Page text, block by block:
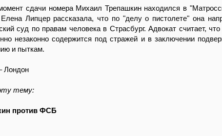
сдачи номера Михаил Трепашкин находился в
Елена Липцер рассказала, что по "делу о пистолете" она
суд по правам человека в Страсбург. Адвокат считает,
незаконно содержится под стражей и в заключении
и пыткам.
Лондон
тему:
против ФСБ